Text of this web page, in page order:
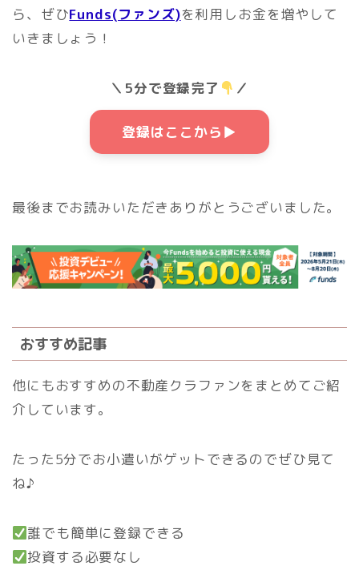
ら、ぜひFunds(ファンズ)を利用しお金を増やして
いきましょう！
＼5分で登録完了 ／
登録はここから▶
最後までお読みいただきありがとうございました。
おすすめ記事
他にもおすすめの不動産クラファンをまとめてご紹
介しています。
たった5分でお小遣いがゲットできるのでぜひ見て
ね♪
誰でも簡単に登録できる
投資する必要なし